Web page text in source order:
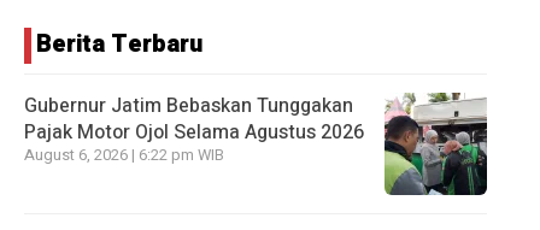
Berita Terbaru
Gubernur Jatim Bebaskan Tunggakan
Pajak Motor Ojol Selama Agustus 2026
August 6, 2026 | 6:22 pm WIB